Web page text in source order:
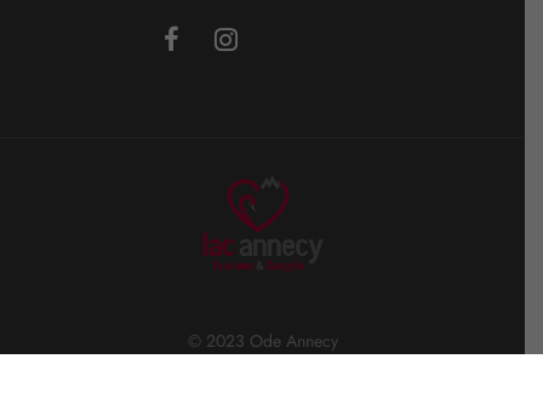
© 2023 Ode Annecy